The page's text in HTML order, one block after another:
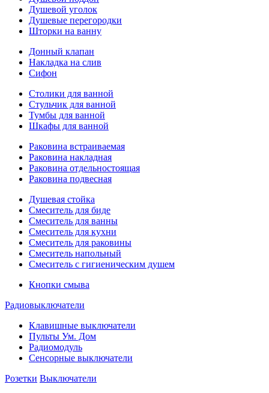
Душевой уголок
Душевые перегородки
Шторки на ванну
Донный клапан
Накладка на слив
Сифон
Столики для ванной
Стульчик для ванной
Тумбы для ванной
Шкафы для ванной
Раковина встраиваемая
Раковина накладная
Раковина отдельностоящая
Раковина подвесная
Душевая стойка
Смеситель для биде
Смеситель для ванны
Смеситель для кухни
Смеситель для раковины
Смеситель напольный
Смеситель с гигиеническим душем
Кнопки смыва
Радиовыключатели
Клавишные выключатели
Пульты Ум. Дом
Радиомодуль
Сенсорные выключатели
Розетки Выключатели